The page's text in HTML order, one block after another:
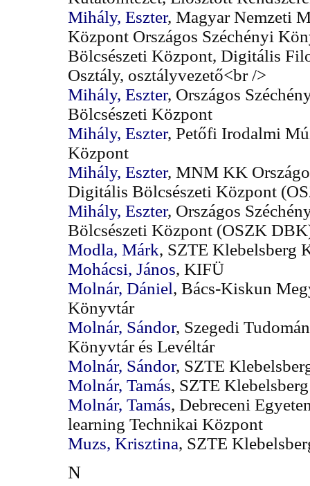
Mihály, Eszter, Magyar Nemzeti
Központ Országos Széchényi
Bölcsészeti Központ, Digitális
Osztály, osztályvezető<br />
Mihály, Eszter, Országos
Bölcsészeti Központ
Mihály, Eszter, Petőfi Irodalmi
Központ
Mihály, Eszter, MNM KK
Digitális Bölcsészeti Központ
Mihály, Eszter, Országos
Bölcsészeti Központ (OSZK
Modla, Márk, SZTE Klebelsberg
Mohácsi, János, KIFÜ
Molnár, Dániel, Bács-Kiskun
Könyvtár
Molnár, Sándor, Szegedi
Könyvtár és Levéltár
Molnár, Sándor, SZTE
Molnár, Tamás, SZTE
Molnár, Tamás, Debreceni
learning Technikai Központ
Muzs, Krisztina, SZTE
N